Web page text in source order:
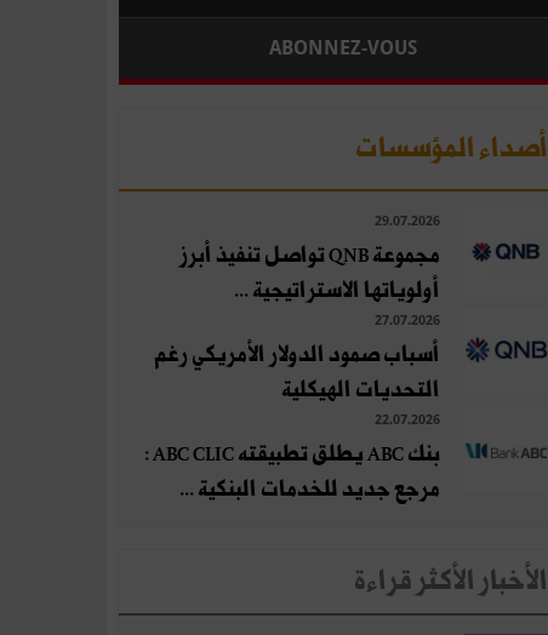
ABONNEZ-VOUS
أصداء المؤسسات
29.07.2026
مجموعة QNB تواصل تنفيذ أبرز
أولوياتها الاستراتيجية ...
27.07.2026
أسباب صمود الدولار الأمريكي رغم
التحديات الهيكلية
22.07.2026
بنك ABC يطلق تطبيقته ABC CLIC :
مرجع جديد للخدمات البنكية ...
الأخبار الأكثر قراءة